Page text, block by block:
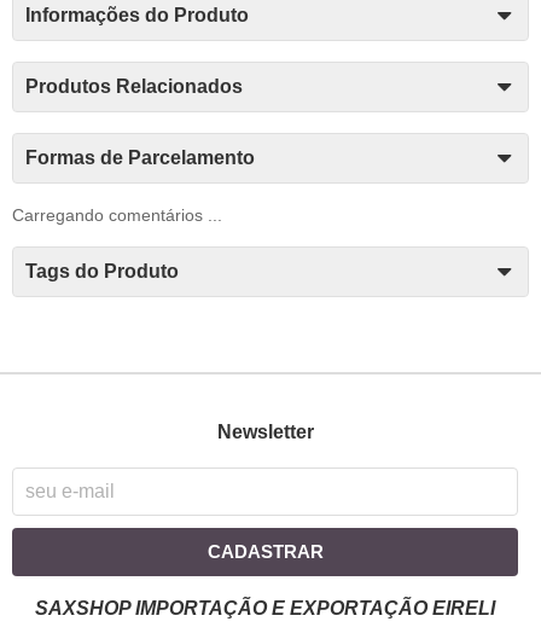
Informações do Produto
Produtos Relacionados
Formas de Parcelamento
Carregando comentários ...
Tags do Produto
Newsletter
CADASTRAR
SAXSHOP IMPORTAÇÃO E EXPORTAÇÃO EIRELI